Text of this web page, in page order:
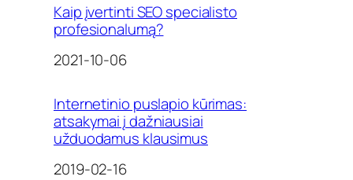
Kaip įvertinti SEO specialisto
profesionalumą?
Date
2021-10-06
Internetinio puslapio kūrimas:
atsakymai į dažniausiai
užduodamus klausimus
Date
2019-02-16